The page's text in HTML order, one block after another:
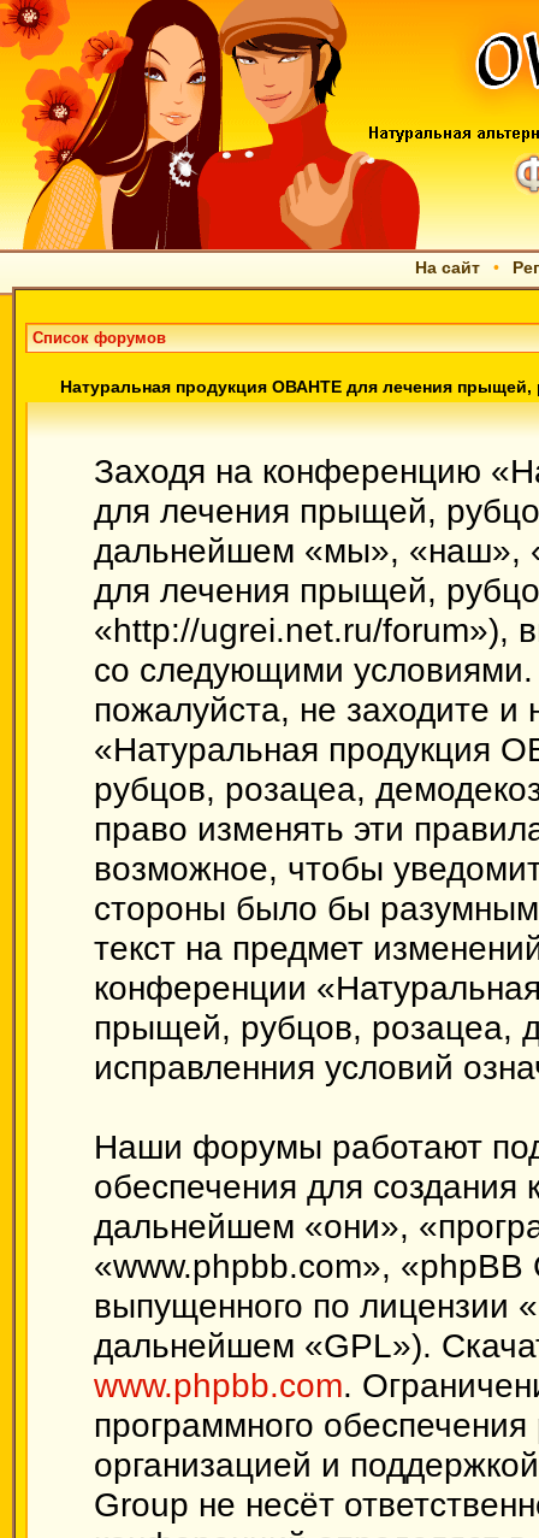
На сайт •
Список форумов
Натуральная продукция ОВАНТЕ для лечения
Заходя на конференцию
для лечения прыщей,
дальнейшем «мы», «наш»,
для лечения прыщей,
«http://ugrei.net.ru/forum»),
со следующими
пожалуйста, не заходите
«Натуральная продукция
рубцов, розацеа,
право изменять эти
возможное, чтобы
стороны было бы разумным
текст на предмет
конференции
прыщей, рубцов, розацеа,
исправленния условий
Наши форумы работают
обеспечения для
дальнейшем «они»,
«www.phpbb.com»,
выпущенного по лицензии «
дальнейшем «GPL»).
www.phpbb.com.
программного
организацией и
Group не несёт